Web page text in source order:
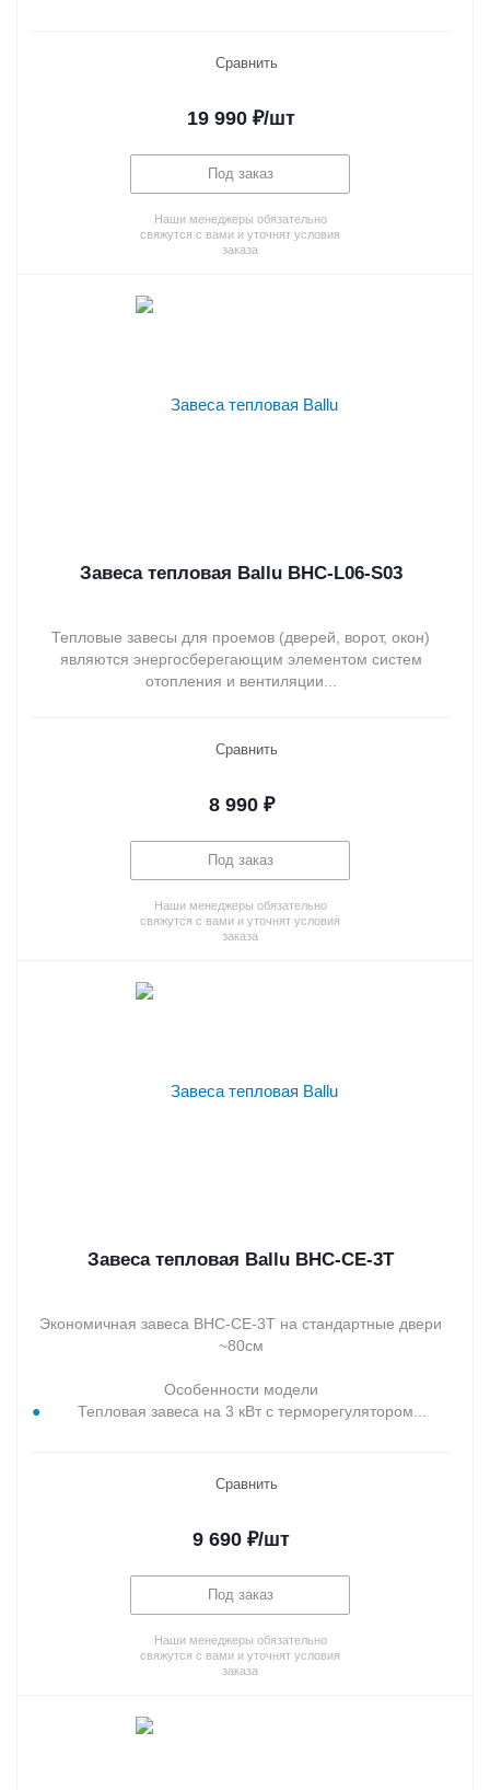
Сравнить
19 990 ₽/шт
Под заказ
Наши менеджеры обязательно
свяжутся с вами и уточнят условия
заказа
Завеса тепловая Ballu BHC-L06-S03
Тепловые завесы для проемов (дверей, ворот, окон)
являются энергосберегающим элементом систем
отопления и вентиляции...
Сравнить
8 990₽
Под заказ
Наши менеджеры обязательно
свяжутся с вами и уточнят условия
заказа
Завеса тепловая Ballu BHC-CE-3T
Экономичная завеса BHC-CE-3T на стандартные двери
~80см
Особенности модели
Тепловая завеса на 3 кВт с терморегулятором...
Сравнить
9 690 ₽/шт
Под заказ
Наши менеджеры обязательно
свяжутся с вами и уточнят условия
заказа